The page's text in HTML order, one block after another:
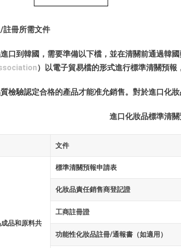
註冊所需文件
口到韓國，需要準備以下檔，並在清關前通過韓
）以電子貿易檔的形式進行標準清關預報
檢驗認定合格的產品才能准允銷售。對於進口化
進口化妝品標準清
文件
品和原料共
標準清關預報申請表
化妝品責任銷售商登記證
工商註冊證
功能性化妝品註冊/通報書（如適用）